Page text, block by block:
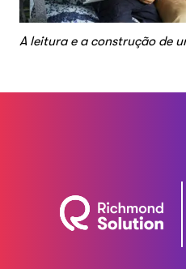
A leitura e a construção de